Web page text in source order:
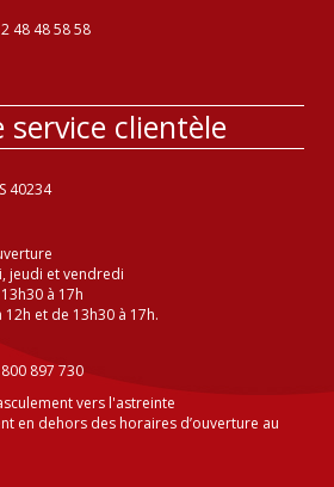
48 48 58 58
service clientèle
40234
jeudi et vendredi
à 17h
et de 13h30 à 17h.
897 730
vers l'astreinte
en dehors des horaires d’ouverture au